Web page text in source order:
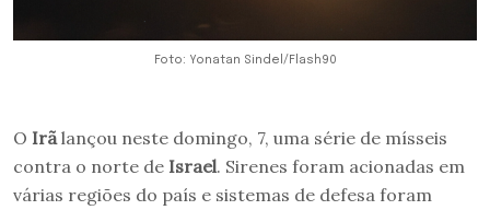
Foto: Yonatan Sindel/Flash90
O Irã lançou neste domingo, 7, uma série de mísseis
contra o norte de Israel. Sirenes foram acionadas em
várias regiões do país e sistemas de defesa foram